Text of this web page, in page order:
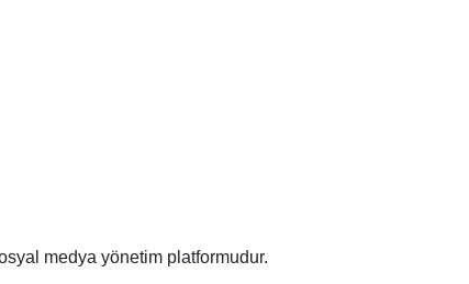
medya yönetim platformudur.